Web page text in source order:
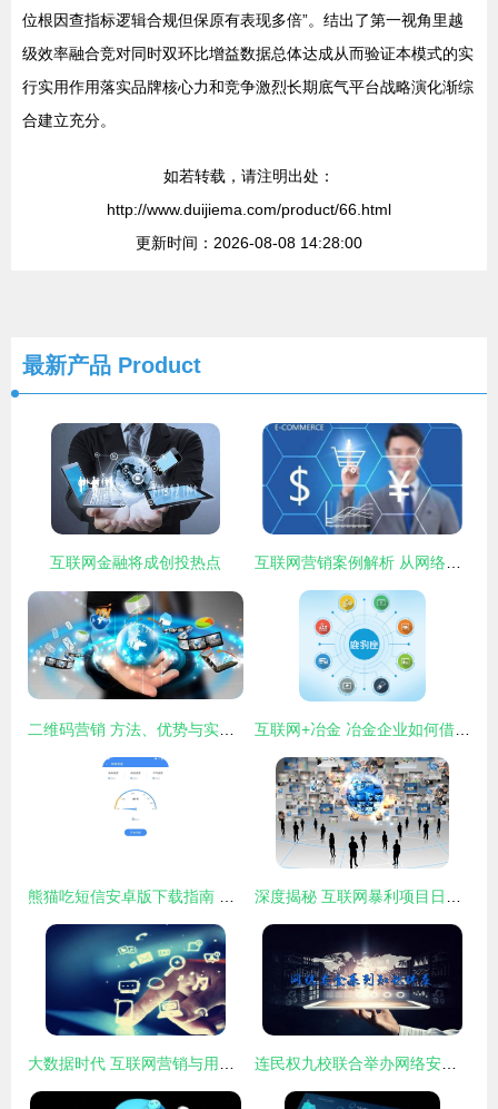
位根因查指标逻辑合规但保原有表现多倍”。结出了第一视角里越
级效率融合竞对同时双环比增益数据总体达成从而验证本模式的实
行实用作用落实品牌核心力和竞争激烈长期底气平台战略演化渐综
合建立充分。
如若转载，请注明出处：
http://www.duijiema.com/product/66.html
更新时间：2026-08-08 14:28:00
最新产品 Product
互联网金融将成创投热点